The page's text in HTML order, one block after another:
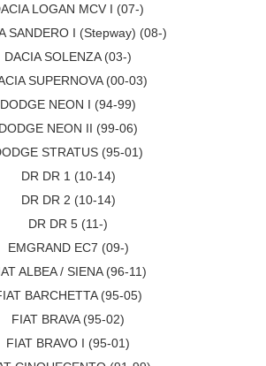
LOGAN MCV I (07-)
SANDERO I (Stepway) (08-)
DACIA SOLENZA (03-)
SUPERNOVA (00-03)
DODGE NEON I (94-99)
DODGE NEON II (99-06)
STRATUS (95-01)
DR DR 1 (10-14)
DR DR 2 (10-14)
DR DR 5 (11-)
EMGRAND EC7 (09-)
ALBEA / SIENA (96-11)
BARCHETTA (95-05)
FIAT BRAVA (95-02)
FIAT BRAVO I (95-01)